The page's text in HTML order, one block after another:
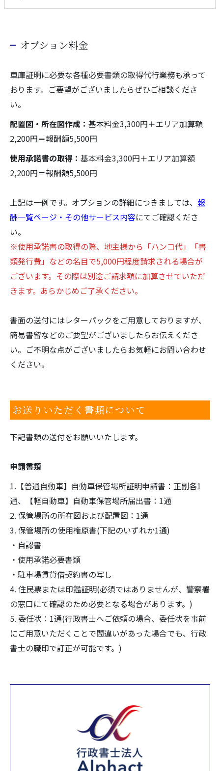
オプション料金
車庫証明に必要な各種必要書類の取得代行業務も承って
おります。ご要望がございましたらぜひご相談くださ
い。
配置図・所在図作成： 基本料金3,300円＋エリア加算額
2,200円＝報酬額5,500円
使用承諾書の取得： 基本料金3,300円＋エリア加算額
2,200円＝報酬額5,500円
上記は一例です。オプションの詳細につきましては、 報
酬一覧ページ・その他サービス内容にてご確認くださ
い。
※使用承諾書の取得の際、地主様から「ハンコ代」「書
類発行費」などの名目で5,000円程度請求される場合が
ございます。その際は別途ご請求額に加算させていただ
きます。あらかじめご了承ください。
書面の送付にはレターパックをご用意しておりますが、
簡易書留などのご要望がございましたらお伝えくださ
い。ご不明な点がございましたらお気軽にお問い合わせ
ください。
お送りいただく書類について
下記書類の送付をお願いいたします。
申請書類
1.【普通自動車】自動車保管場所証明申請書：正副各1
通、【軽自動車】自動車保管場所届出書：1通
2. 保管場所の所在図および配置図：1通
3. 保管場所の使用権原書(下記のいずれか1通)
・自認書
・使用承諾必要書類
・駐車場賃貸借契約書の写し
4. 住民票または印鑑証明(必須ではありませんが、警察署
の窓口にて確認のため必要となる場合があります。)
5. 委任状：1通(行政書士へご依頼の場合、委任状を事前
にご用意いただくことで間違いがあった場合でも、行政
書士の職印で訂正が可能です。)